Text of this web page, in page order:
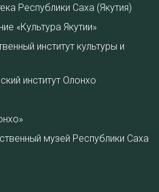
Республики Саха (Якутия)
«Культура Якутии»
институт культуры и
институт Олонхо
музей Республики Саха